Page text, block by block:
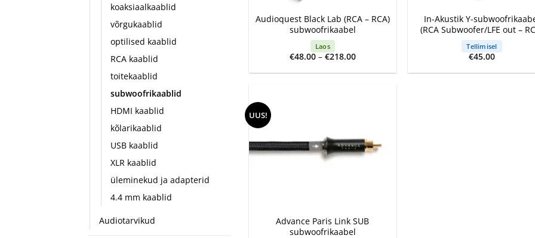
koaksiaalkaablid
võrgukaablid
optilised kaablid
RCA kaablid
toitekaablid
subwoofrikaablid
HDMI kaablid
kõlarikaablid
USB kaablid
XLR kaablid
üleminekud ja adapterid
4.4 mm kaablid
Audiotarvikud
Audioquest Black Lab (RCA – RCA)
subwoofrikaabel
Laos
€48.00 – €218.00Price
€48.00
In-Akustik Y-
(RCA Subwoofer/LFE out –
Tellimisel
€45.00
UUS!
Advance Paris Link SUB
subwoofrikaabel